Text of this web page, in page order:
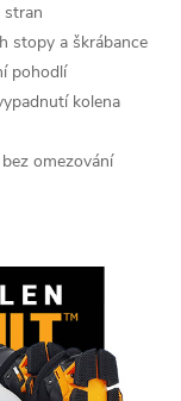
stran
stopy a škrábance
pohodlí
kolena
omezování